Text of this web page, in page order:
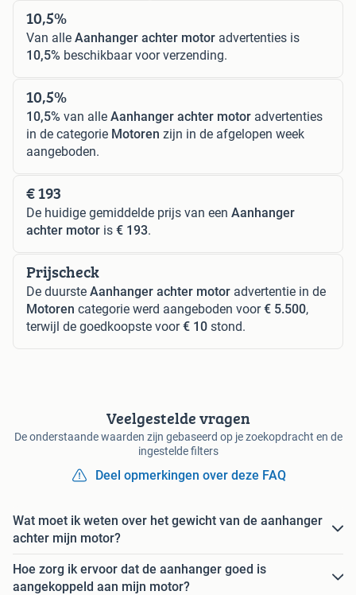
10,5%
Van alle Aanhanger achter motor advertenties is
10,5% beschikbaar voor verzending.
10,5%
10,5% van alle Aanhanger achter motor advertenties
in de categorie Motoren zijn in de afgelopen week
aangeboden.
€ 193
De huidige gemiddelde prijs van een Aanhanger
achter motor is € 193.
Prijscheck
De duurste Aanhanger achter motor advertentie in de
Motoren categorie werd aangeboden voor€ 5.500,
terwijl de goedkoopste voor€ 10 stond.
Veelgestelde vragen
De onderstaande waarden zijn gebaseerd op je zoekopdracht en de
ingestelde filters
Deel opmerkingen over deze FAQ
Wat moet ik weten over het gewicht van de aanhanger
achter mijn motor?
Hoe zorg ik ervoor dat de aanhanger goed is
aangekoppeld aan mijn motor?